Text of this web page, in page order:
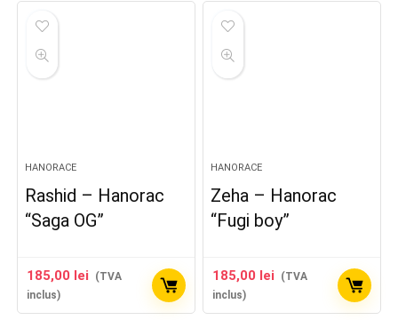
HANORACE
Rashid – Hanorac
“Saga OG”
185,00 lei
(TVA
inclus)
HANORACE
Zeha – Hanorac
“Fugi boy”
185,00 lei
(TVA
inclus)